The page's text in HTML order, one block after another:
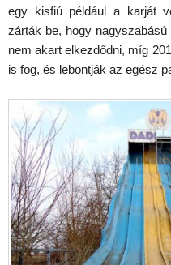
egy kisfiú például a karját
zárták be, hogy
nem akart elkezdődni, míg
is fog, és lebontják az egész